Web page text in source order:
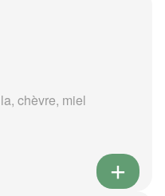
chèvre, miel